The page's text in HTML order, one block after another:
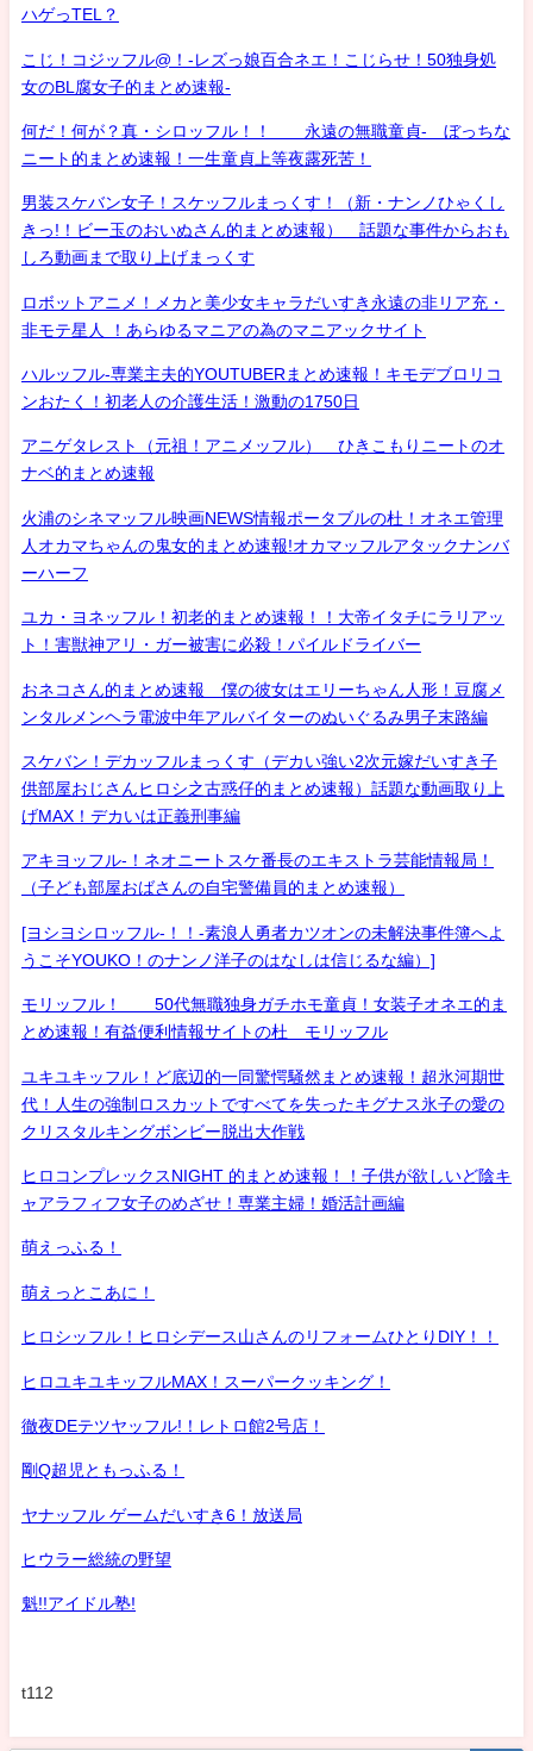
ハゲっTEL？
こじ！コジッフル@！-レズっ娘百合ネエ！こじらせ！50独身処
女のBL腐女子的まとめ速報-
何だ！何が？真・シロッフル！！ 永遠の無職童貞- ぼっちな
ニート的まとめ速報！一生童貞上等夜露死苦！
男装スケバン女子！スケッフルまっくす！（新・ナンノひゃくし
きっ!！ビー玉のおいぬさん的まとめ速報） 話題な事件からおも
しろ動画まで取り上げまっくす
ロボットアニメ！メカと美少女キャラだいすき永遠の非リア充・
非モテ星人 ！あらゆるマニアの為のマニアックサイト
ハルッフル-専業主夫的YOUTUBERまとめ速報！キモデブロリコ
ンおたく！初老人の介護生活！激動の1750日
アニゲタレスト（元祖！アニメッフル） ひきこもりニートのオ
ナベ的まとめ速報
火浦のシネマッフル映画NEWS情報ポータブルの杜！オネエ管理
人オカマちゃんの鬼女的まとめ速報!オカマッフルアタックナンバ
ーハーフ
ユカ・ヨネッフル！初老的まとめ速報！！大帝イタチにラリアッ
ト！害獣神アリ・ガー被害に必殺！パイルドライバー
おネコさん的まとめ速報 僕の彼女はエリーちゃん人形！豆腐メ
ンタルメンヘラ電波中年アルバイターのぬいぐるみ男子末路編
スケバン！デカッフルまっくす（デカい強い2次元嫁だいすき子
供部屋おじさんヒロシ之古惑仔的まとめ速報）話題な動画取り上
げMAX！デカいは正義刑事編
アキヨッフル-！ネオニートスケ番長のエキストラ芸能情報局！
（子ども部屋おばさんの自宅警備員的まとめ速報）
[ヨシヨシロッフル-！！-素浪人勇者カツオンの未解決事件簿へよ
うこそYOUKO！のナンノ洋子のはなしは信じるな編）]
モリッフル！ 50代無職独身ガチホモ童貞！女装子オネエ的ま
とめ速報！有益便利情報サイトの杜 モリッフル
ユキユキッフル！ど底辺的一同驚愕騒然まとめ速報！超氷河期世
代！人生の強制ロスカットですべてを失ったキグナス氷子の愛の
クリスタルキングボンビー脱出大作戦
ヒロコンプレックスNIGHT 的まとめ速報！！子供が欲しいど陰キ
ャアラフィフ女子のめざせ！専業主婦！婚活計画編
萌えっふる！
萌えっとこあに！
ヒロシッフル！ヒロシデース山さんのリフォームひとりDIY！！
ヒロユキユキッフルMAX！スーパークッキング！
徹夜DEテツヤッフル!！レトロ館2号店！
剛Q超児ともっふる！
ヤナッフル ゲームだいすき6！放送局
ヒウラー総統の野望
魁!!アイドル塾!
t112